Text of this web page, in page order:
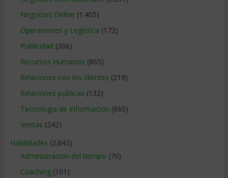
Negocios Online (1.405)
Operaciones y Logística (172)
Publicidad (306)
Recursos Humanos (865)
Relaciones con los clientes (219)
Relaciones publicas (132)
Tecnologia de Informacion (665)
Ventas (242)
Habilidades (2.843)
Administracion del tiempo (70)
Coaching(101)